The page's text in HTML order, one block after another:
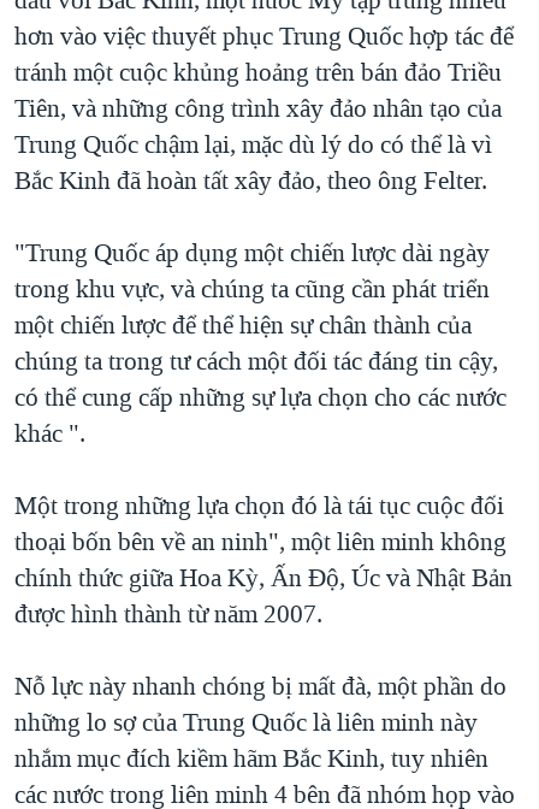
hơn vào việc thuyết phục Trung Quốc hợp tác để
tránh một cuộc khủng hoảng trên bán đảo Triều
Tiên, và những công trình xây đảo nhân tạo của
Trung Quốc chậm lại, mặc dù lý do có thể là vì
Bắc Kinh đã hoàn tất xây đảo, theo ông Felter.
"Trung Quốc áp dụng một chiến lược dài ngày
trong khu vực, và chúng ta cũng cần phát triển
một chiến lược để thể hiện sự chân thành của
chúng ta trong tư cách một đối tác đáng tin cậy,
có thể cung cấp những sự lựa chọn cho các nước
khác ".
Một trong những lựa chọn đó là tái tục cuộc đối
thoại bốn bên về an ninh", một liên minh không
chính thức giữa Hoa Kỳ, Ấn Độ, Úc và Nhật Bản
được hình thành từ năm 2007.
Nỗ lực này nhanh chóng bị mất đà, một phần do
những lo sợ của Trung Quốc là liên minh này
nhắm mục đích kiềm hãm Bắc Kinh, tuy nhiên
các nước trong liên minh 4 bên đã nhóm họp vào